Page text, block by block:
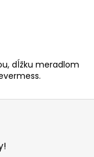
dĺžku meradlom